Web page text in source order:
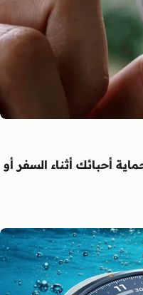
أحبائك أثناء السفر أو